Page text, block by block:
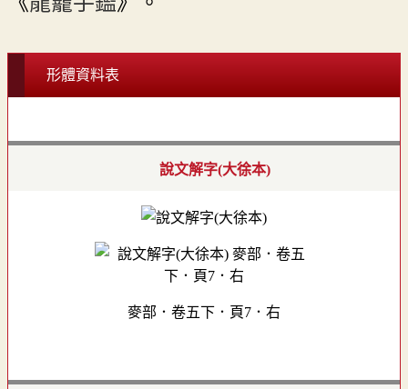
形體資料表
說文解字(大徐本)
麥部．卷五下．頁7．右